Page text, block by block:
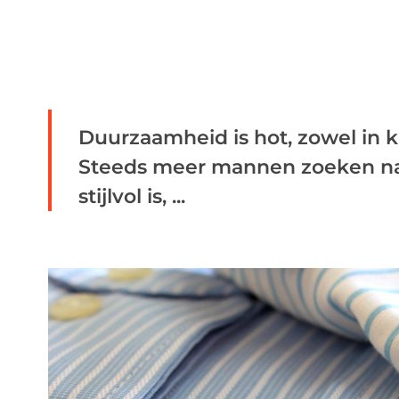
Duurzaamheid is hot, zowel in
Steeds meer mannen zoeken
stijlvol is, ...